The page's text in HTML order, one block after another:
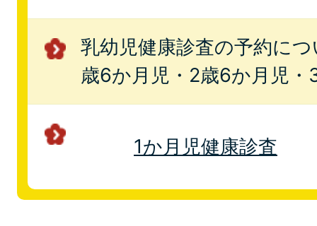
乳幼児健康診査の予約に
歳6か月児・2歳6か月児・
1か月児健康診査